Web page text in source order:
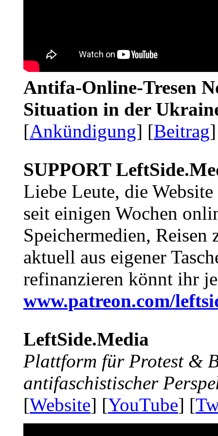
Antifa-Online-Tresen
Situation in der
[Ankündigung] [Beitrag
SUPPORT
Liebe Leute, die Website
seit einigen Wochen
Speichermedien, Reisen
aktuell aus eigener
refinanzieren könnt ihr
www.patreon.com/
LeftSide.Media
Plattform für Protest &
antifaschistischer
[Website] [YouTube] [